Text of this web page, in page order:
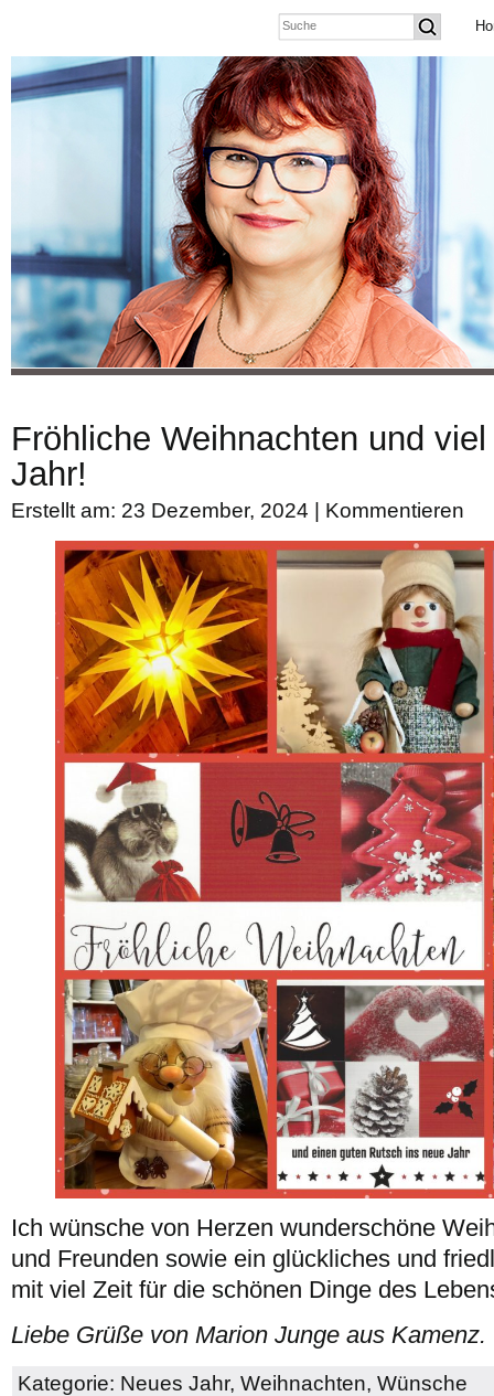
Fröhliche Weihnachten und
Jahr!
Erstellt am: 23 Dezember, 2024 | Kommentieren
Ich wünsche von Herzen wunderschöne
und Freunden sowie ein glückliches und
mit viel Zeit für die schönen Dinge des
Liebe Grüße von Marion Junge aus Kamenz.
Kategorie: Neues Jahr, Weihnachten, Wünsche